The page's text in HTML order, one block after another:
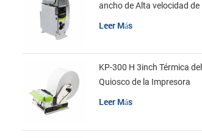
ancho de Alta velocidad de
la Impresora Térmica del
Leer Más
KP-300 H 3inch Térmica del
Quiosco de la Impresora
Módulo de
Leer Más